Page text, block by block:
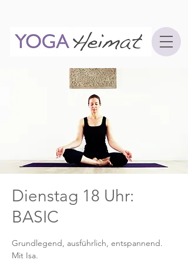
Dienstag 18 Uhr:
BASIC
Grundlegend, ausführlich, entspannend.
Mit Isa.